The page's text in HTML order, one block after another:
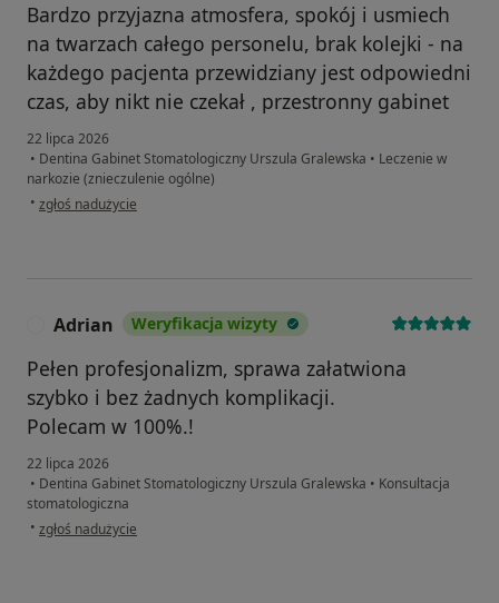
Bardzo przyjazna atmosfera, spokój i usmiech
na twarzach całego personelu, brak kolejki - na
każdego pacjenta przewidziany jest odpowiedni
czas, aby nikt nie czekał , przestronny gabinet
22 lipca 2026
• Dentina Gabinet Stomatologiczny Urszula Gralewska • Leczenie w
narkozie (znieczulenie ogólne)
• w opinii użytkownika Krystian
zgłoś nadużycie
Adrian Weryfikacja wizyty
Pełen profesjonalizm, sprawa załatwiona
szybko i bez żadnych komplikacji.
Polecam w 100%.!
22 lipca 2026
• Dentina Gabinet Stomatologiczny Urszula Gralewska • Konsultacja
stomatologiczna
• w opinii użytkownika Adrian
zgłoś nadużycie